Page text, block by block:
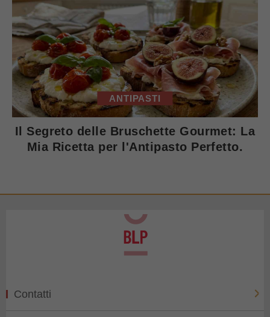
ANTIPASTI
Il Segreto delle Bruschette Gourmet: La
Mia Ricetta per l'Antipasto Perfetto.
Contatti